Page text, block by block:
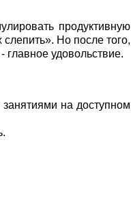
продуктивную
Но после того,
главное удовольствие.
на доступном